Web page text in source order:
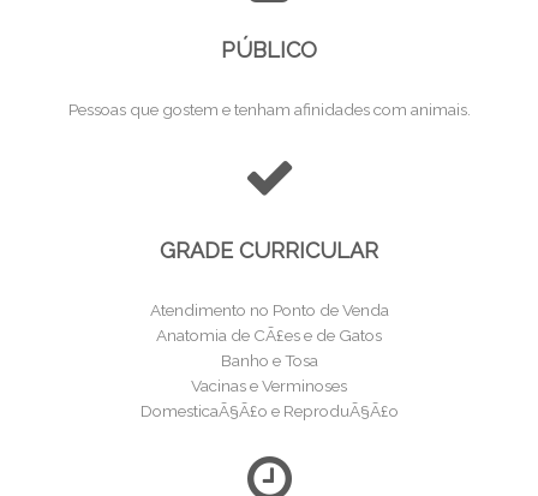
PÚBLICO
Pessoas que gostem e tenham afinidades com animais.
GRADE CURRICULAR
Atendimento no Ponto de Venda
Anatomia de CÃ£es e de Gatos
Banho e Tosa
Vacinas e Verminoses
DomesticaÃ§Ã£o e ReproduÃ§Ã£o